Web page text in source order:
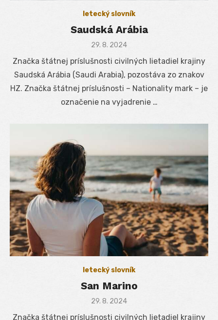
letecký slovník
Saudská Arábia
Posted
29. 8. 2024
Značka štátnej príslušnosti civilných lietadiel krajiny
Saudská Arábia (Saudi Arabia), pozostáva zo znakov
HZ. Značka štátnej príslušnosti – Nationality mark – je
označenie na vyjadrenie …
letecký slovník
San Marino
Posted
29. 8. 2024
Značka štátnej príslušnosti civilných lietadiel krajiny